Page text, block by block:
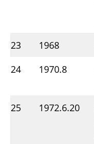
23
1968
24
1970.8
25
1972.6.20